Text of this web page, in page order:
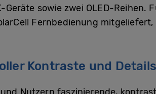
Geräte sowie zwei OLED-Reihen.
Fernbedienung
Kontraste und